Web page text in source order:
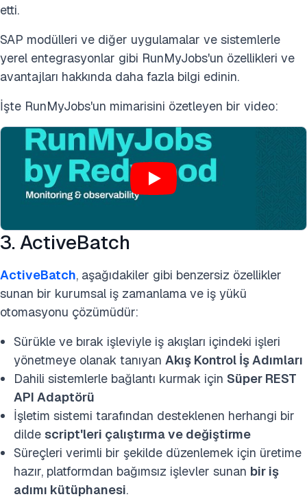
etti.
SAP modülleri ve diğer uygulamalar ve sistemlerle
yerel entegrasyonlar gibi RunMyJobs'un özellikleri ve
avantajları hakkında daha fazla bilgi edinin.
İşte RunMyJobs'un mimarisini özetleyen bir video:
3. ActiveBatch
ActiveBatch, aşağıdakiler gibi benzersiz özellikler
sunan bir kurumsal iş zamanlama ve iş yükü
otomasyonu çözümüdür:
Sürükle ve bırak işleviyle iş akışları içindeki işleri
yönetmeye olanak tanıyan Akış Kontrol İş Adımları
Dahili sistemlerle bağlantı kurmak için Süper REST
API Adaptörü
İşletim sistemi tarafından desteklenen herhangi bir
dilde script'leri çalıştırma ve değiştirme
Süreçleri verimli bir şekilde düzenlemek için üretime
hazır, platformdan bağımsız işlevler sunan bir iş
adımı kütüphanesi.